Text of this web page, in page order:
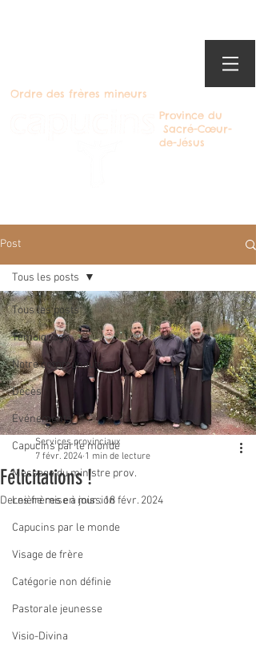
Ordre des frères mineurs
Province du
Sacré-Cœur-
de-Jésus
Post
Tous les posts
Témoignage
Notre communauté
Décès
Événements
Capucins par le monde
Message du ministre prov.
Les frères en mission
Capucins par le monde
Visage de frère
Catégorie non définie
Pastorale jeunesse
Visio-Divina
Tous les posts
Félicitations !
Services provinciaux
7 févr. 2024 1 min de lecture
Dernière mise à jour :18 févr. 2024